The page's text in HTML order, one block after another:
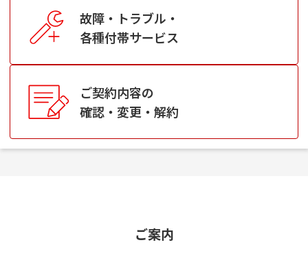
故障・トラブル・
各種付帯サービス
ご契約内容の
確認・変更・解約
ご案内